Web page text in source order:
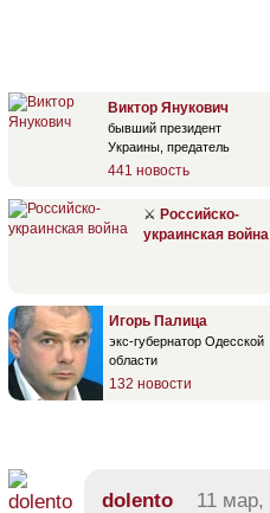
Виктор Янукович
бывший президент
Украины, предатель
441 новость
⚔ Российско-
украинская война
Игорь Палица
экс-губернатор Одесской
области
132 новости
dolento 11 мар,